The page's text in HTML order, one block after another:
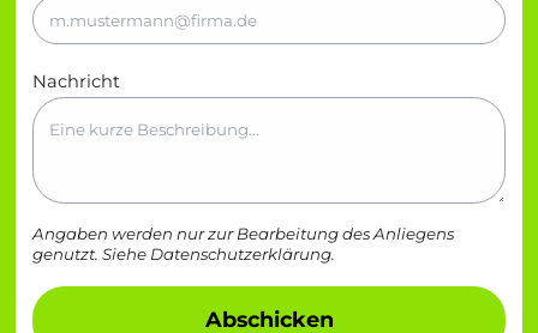
Nachricht
Angaben werden nur zur Bearbeitung des Anliegens
genutzt. Siehe Datenschutzerklärung.
Abschicken